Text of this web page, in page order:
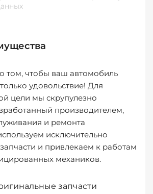
том, чтобы ваш автомобиль
удовольствие! Для
цели мы скрупулезно
производителем,
и ремонта
исключительно
и привлекаем к работам
механиков.
запчасти